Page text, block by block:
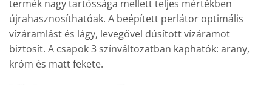
termék nagy tartóssága mellett teljes mértékben
újrahasznosíthatóak. A beépített perlátor optimális
vízáramlást és lágy, levegővel dúsított vízáramot
biztosít. A csapok 3 színváltozatban kaphatók: arany,
króm és matt fekete.